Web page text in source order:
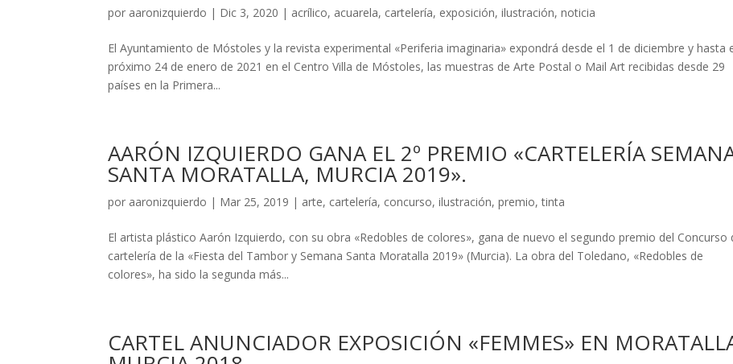
por aaronizquierdo | Dic 3, 2020 | acrílico, acuarela, cartelería, exposición,ilustración,noticia
El Ayuntamiento de Móstoles y la revista experimental «Periferia imaginaria» expondrá desde el 1 de diciembre y hasta
próximo 24 de enero de 2021 en el Centro Villa de Móstoles, las muestras de Arte Postal o Mail Art recibidas desde 29
países en la Primera...
AARÓN IZQUIERDO GANA EL 2º PREMIO «CARTELERÍA
SANTA MORATALLA, MURCIA 2019».
por aaronizquierdo | Mar 25, 2019 | arte, cartelería, concurso,ilustración,premio,tinta
El artista plástico Aarón Izquierdo, con su obra «Redobles de colores», gana de nuevo el segundo premio del Concurso
cartelería de la «Fiesta del Tambor y Semana Santa Moratalla 2019» (Murcia). La obra del Toledano, «Redobles de
colores», ha sido la segunda más...
CARTEL ANUNCIADOR EXPOSICIÓN «FEMMES» EN